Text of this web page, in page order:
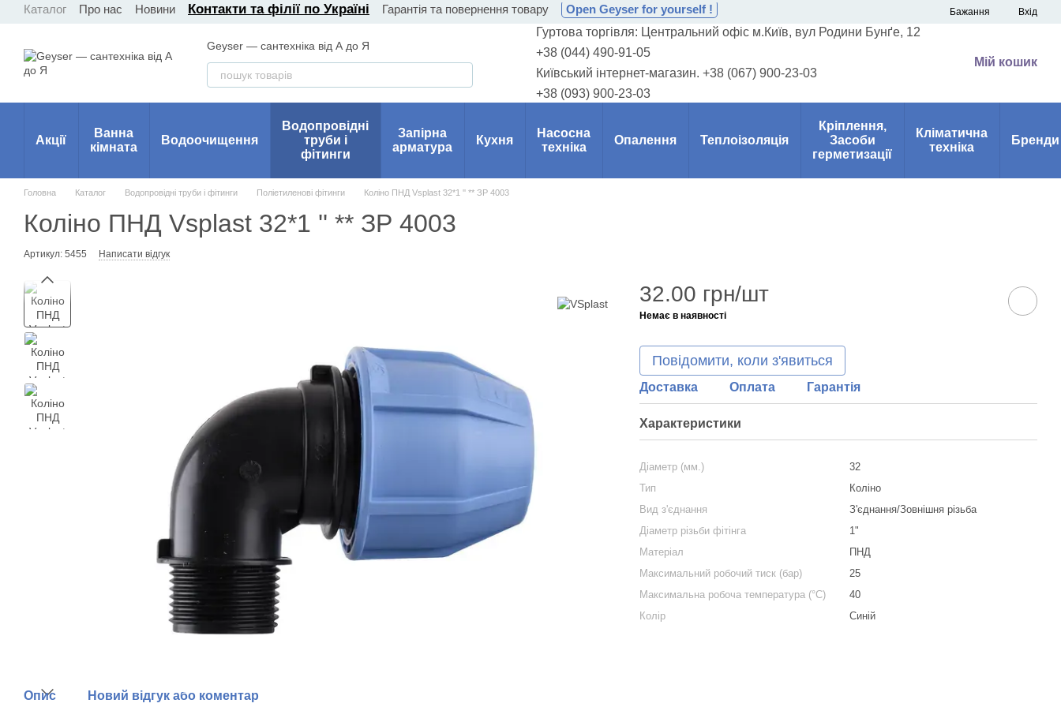
Перейти до основного контенту
Каталог Про нас Новини Контакти та філії по Україні Гарантія та повернення товару Open Geyser for yourself ! Бажання Вхід
Geyser — сантехніка від А до Я
Гуртова торгівля: Центральний офіс м.Київ, вул Родини Бунґе, 12
+38 (044) 490-91-05
Київський інтернет-магазин. +38 (067) 900-23-03
+38 (093) 900-23-03
Мій кошик
Акції
Ванна
кімната
Водоочищення
Водопровідні
труби і
фітинги
Запірна
арматура
Кухня
Насосна
техніка
Опалення Теплоізоляція
Кріплення,
Засоби
герметизації
Кліматична
техніка
Бренди
Головна Каталог Водопровідні труби і фітинги Поліетиленові фітинги Коліно ПНД Vsplast 32*1 '' ** ЗР 4003
Коліно ПНД Vsplast 32*1 '' ** ЗР 4003
Артикул: 5455 Написати відгук
Опис Новий відгук або коментар
32.00 грн/шт
Немає в наявності
Повідомити, коли з'явиться
Доставка Оплата Гарантія
Характеристики
Діаметр (мм.)
32
Тип
Коліно
Вид з'єднання
З'єднання/Зовнішня різьба
Діаметр різьби фітінга
1"
Матеріал
ПНД
Максимальний робочий тиск (бар)
25
Максимальна робоча температура (°С)
40
Колір
Синій